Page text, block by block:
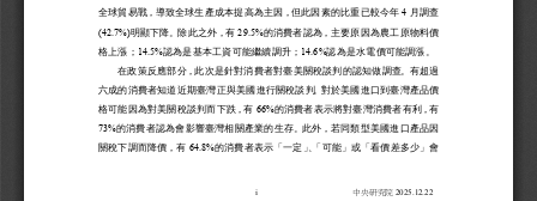
i 中央研究院 2025 .12.22
全球貿易戰，導致全球生產成本提高為主因，但此因素的比重已較今年 4 月調查
(42.7%)明顯下降。除此之外，有 29.5%的消費者認為，主要原因為農工原物料價
格上漲； 14.5%認為是基本工資可能繼續調升； 14.6%認為是水電價可能調漲。
在政策反應部分，此次是針對消費者對臺美關稅談判的認知做調查。有超過
六成的消費者知道近期臺灣正與美國進行關稅談判。對於美國進口到臺灣產品價
格可能因為對美關稅談判而下跌，有 66%的消費者表示將對臺灣消費者有利，有
73%的消費者認為會影響臺灣相關產業的生存。此外，若同類型美國進口產品因
關稅下調而降價，有 64.8%的消費者表示「一定」、「可能」或「看價差多少」會